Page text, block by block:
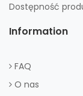
Dostępność
Information
FAQ
O nas